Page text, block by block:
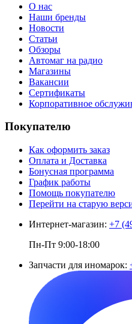
О нас
Наши бренды
Новости
Статьи
Обзоры
Автомаг на радио
Магазины
Вакансии
Сертификаты
Корпоративное
Покупателю
Как оформить заказ
Оплата и Доставка
Бонусная программа
График работы
Помощь покупателю
Перейти на старую
Интернет-магазин: +7
Пн-Пт 9:00-18:00
Запчасти для иномарок: